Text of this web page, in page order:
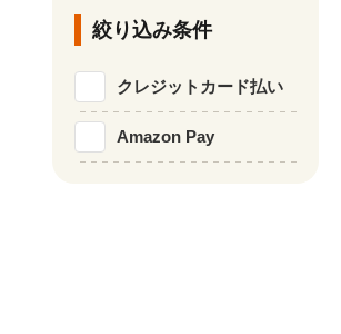
絞り込み条件
クレジットカード払い
Amazon Pay